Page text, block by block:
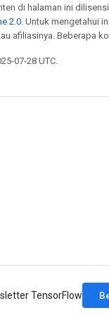
di halaman ini
2.0 . Untuk mengetahui
afiliasinya. Beberapa
07-28 UTC.
TensorFlow